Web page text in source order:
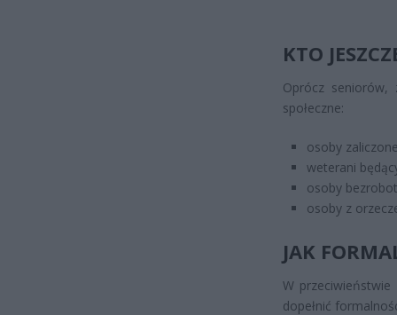
KTO
Oprócz
społeczne:
osoby
weterani
osoby
osoby z
JAK
W
dopełnić